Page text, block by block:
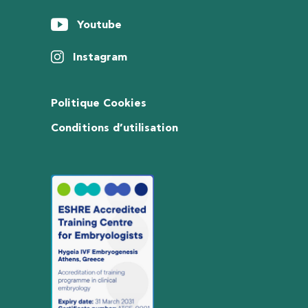
Youtube
Instagram
Politique Cookies
Conditions d’utilisation